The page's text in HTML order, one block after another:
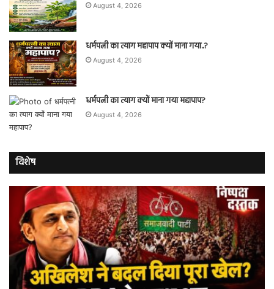
August 4, 2026
धर्मपत्नी का त्याग महापाप क्यों माना गया..?
August 4, 2026
धर्मपत्नी का त्याग क्यों माना गया महापाप?
August 4, 2026
विशेष